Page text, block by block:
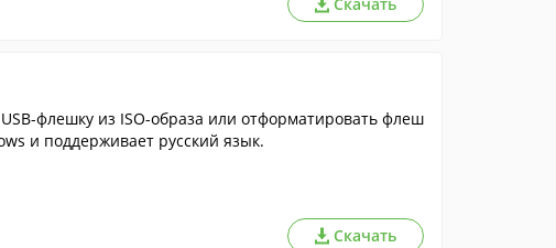
флешку из ISO-образа или отформатировать флеш
и поддерживает русский язык.
Скачать